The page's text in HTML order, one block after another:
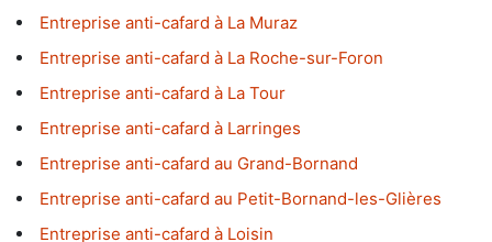
Entreprise anti-cafard à La Muraz
Entreprise anti-cafard à La Roche-sur-Foron
Entreprise anti-cafard à La Tour
Entreprise anti-cafard à Larringes
Entreprise anti-cafard au Grand-Bornand
Entreprise anti-cafard au Petit-Bornand-les-Glières
Entreprise anti-cafard à Loisin